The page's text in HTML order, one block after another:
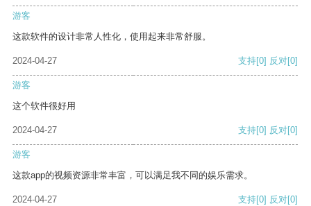
游客
这款软件的设计非常人性化，使用起来非常舒服。
2024-04-27 支持[0] 反对[0]
游客
这个软件很好用
2024-04-27 支持[0] 反对[0]
游客
这款app的视频资源非常丰富，可以满足我不同的娱乐需求。
2024-04-27 支持[0] 反对[0]